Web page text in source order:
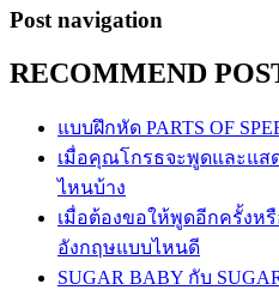
Post navigation
RECOMMEND
แบบฝึกหัด PARTS OF
เมื่อคุณโกรธจะพูดและแส
ไหนบ้าง
เมื่อต้องขอให้พูดอีกครั้งห
อังกฤษแบบไหนดี
SUGAR BABY กับ